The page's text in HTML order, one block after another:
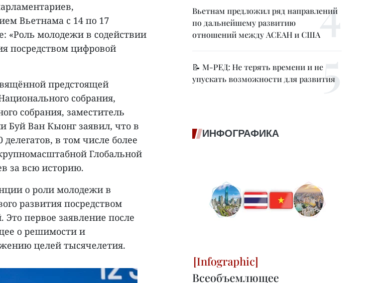
Вьетнама с 14 по 17
«Роль молодежи в содействии
посредством цифровой
предстоящей
собрания,
собрания, заместитель
Буй Ван Кыонг заявил, что в
в том числе более
Глобальной
за всю историю.
о роли молодежи в
развития посредством
первое заявление после
о решимости и
целей тысячелетия.
Вьетнам предложил ряд направлений
по дальнейшему развитию
отношений между АСЕАН и США
📝 М-РЕД: Не терять времени и не
упускать возможности для развития
ИНФОГРАФИКА
Всеобъемлющее